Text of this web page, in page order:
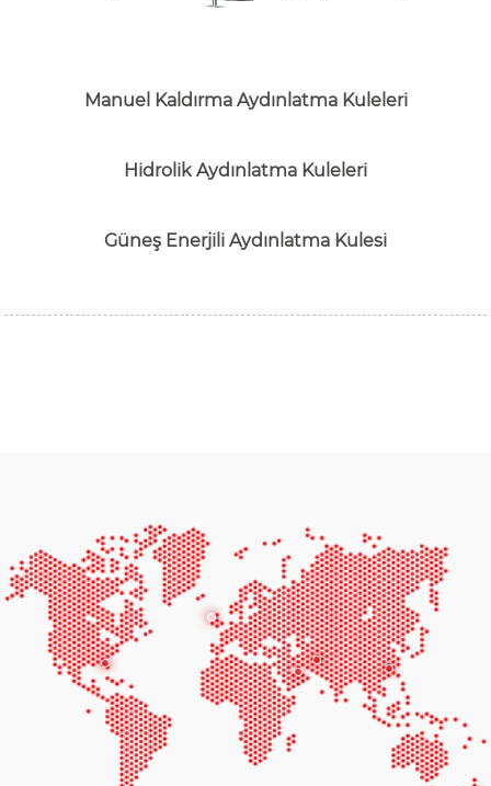
Manuel Kaldırma Aydınlatma Kuleleri
Hidrolik Aydınlatma Kuleleri
Güneş Enerjili Aydınlatma Kulesi